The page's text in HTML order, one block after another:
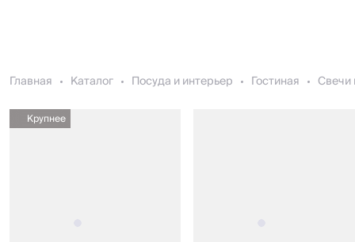
Главная Каталог Посуда и интерьер Гостиная Свечи
Крупнее